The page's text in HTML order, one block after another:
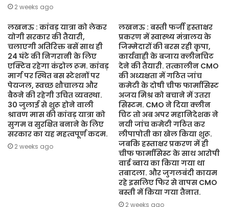
2 weeks ago
लखनऊ : कांवड़ यात्रा को लेकर
योगी सरकार की तैयारी,
चलाएगी अतिरिक्त बसें साथ ही
24 घंटे की निगरानी के लिए
एक्टिव रहेगा कंट्रोल रूम. कांवड़
मार्ग पर स्थित बस स्टेशनों पर
पेयजल, स्वच्छ शौचालय और
बैठने की रहेगी उचित व्यवस्था.
30 जुलाई से शुरू होने वाली
श्रावण मास की कांवड़ यात्रा को
सुगम व सुरक्षित बनाने के लिए
सरकार का यह महत्वपूर्ण कदम.
2 weeks ago
लखनऊ : बस्ती फर्जी हस्ताक्षर
प्रकरण में स्वास्थ्य मंत्रालय के
जिम्मेदारों की बरस रही कृपा,
कार्यवाही के बजाय क्लीनचिट
देने की तैयारी. तत्कालीन CMO
की अध्यक्षता में गठित जांच
कमेटी के दोषी चीफ फार्मासिस्ट
अजय मिश्र को बचाने में उतरा
सिस्टम. CMO ने दिया क्लीन
चिट तो अब अपर महानिदेशक ने
नयी जांच कमेटी गठित कर
लीपापोती का खेल किया शुरू.
जबकि हस्ताक्षर प्रकरण में ही
चीफ फार्मासिस्ट के साथ आरोपी
वार्ड ब्वाय का किया गया था
तबादला. और जुगलबंदी कायम
रहे इसलिए फिर से वापस CMO
बस्ती में किया गया तैनात.
2 weeks ago